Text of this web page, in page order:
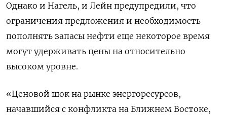
Однако и Нагель, ​и Лейн предупредили, что ​
ограничения предложения и необходимость
‌пополнять запасы нефти еще некоторое время
могут удерживать цены на относительно
высоком ​уровне.
«Ценовой шок на рынке энергоресурсов,
начавшийся с конфликта на Ближнем Востоке,